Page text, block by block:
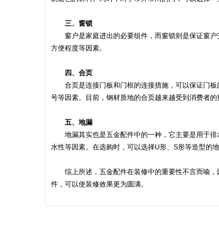
三、窗锁
窗户是家庭进出的必要组件，而窗锁则是保证窗户
方便程度等因素。
四、合页
合页是连接门板和门框的连接措施，可以保证门板
号等因素。目前，钢材质地的合页越来越受到消费者
五、地漏
地漏其实也是五金配件中的一种，它主要是用于排
水性等因素。在选购时，可以选择U形、S形等造型的
综上所述，五金配件在装修中的重要性不言而喻，
件，可以使装修效果更为圆满。